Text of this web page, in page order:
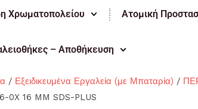
Χρωματοπολείου Ατομική
– Αποθήκευση
/ Εξειδικευμένα Εργαλεία (με Μπαταρία) /
0X 16 MM SDS-PLUS